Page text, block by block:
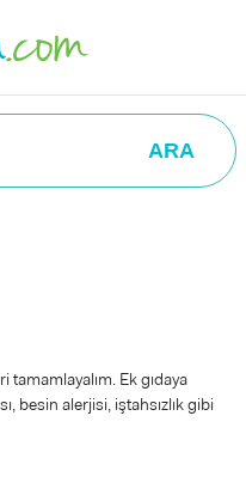
ARA
Ek gıdaya
besin alerjisi, iştahsızlık gibi